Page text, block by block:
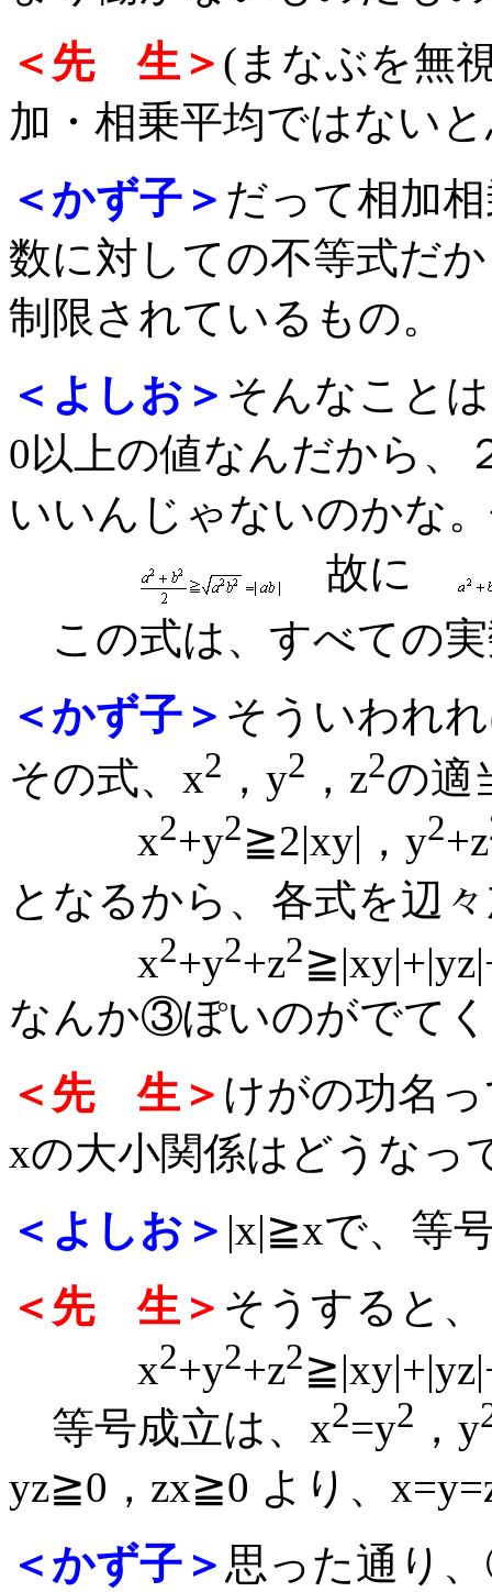
＜先 生＞ (まなぶを無
加・相乗平均ではない
＜かず子＞ だって相加
数に対しての不等式だ
制限されているもの。
＜よしお＞ そんなこと
0以上の値なんだから、
いいんじゃないのかな
故に
この式は、すべての
＜かず子＞ そういわれ
その式、x2 ，y2 ，z2の適
x2+y2≧2|xy|，y2+z
となるから、各式を辺
x2+y2+z2
なんか③ぽいのがでて
＜先 生＞ けがの功名
xの大小関係はどうなっ
＜よしお＞ |x|≧xで、等
＜先 生＞ そうすると、
x2+y2+z2
等号成立は、x2=y2 ，y
yz≧0，zx≧0 より、
＜かず子＞ 思った通り